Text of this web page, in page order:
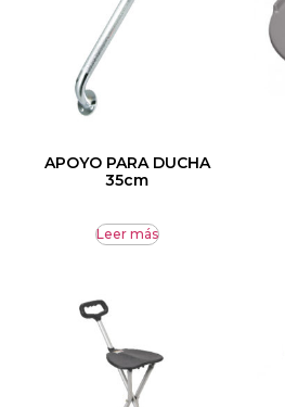
APOYO PARA DUCHA
35cm
Leer más